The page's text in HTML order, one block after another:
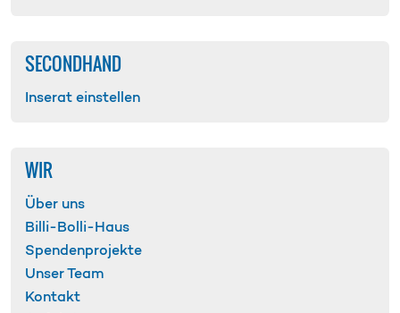
SECONDHAND
Inserat einstellen
WIR
Über uns
Billi-Bolli-Haus
Spenden­projekte
Unser Team
Kontakt